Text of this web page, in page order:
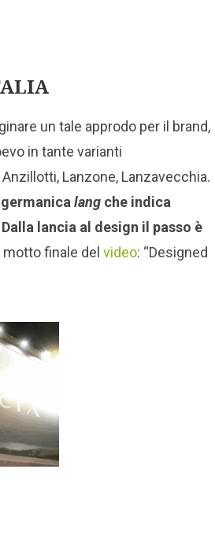
un tale approdo per il brand,
in tante varianti
Lanzone, Lanzavecchia.
lang che indica
lancia al design il passo è
finale del video: “Designed